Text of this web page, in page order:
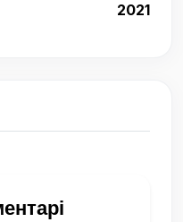
2021